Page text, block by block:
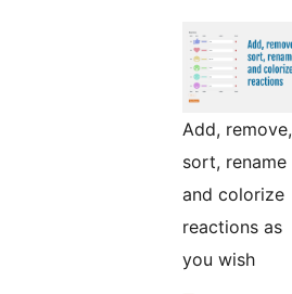
Add, remove,
sort, rename
and colorize
reactions as
you wish